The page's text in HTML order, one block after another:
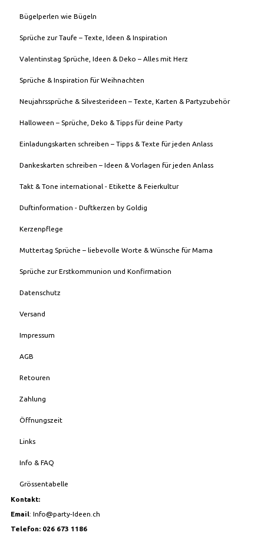
Bügelperlen wie Bügeln
Sprüche zur Taufe – Texte, Ideen & Inspiration
Valentinstag Sprüche, Ideen & Deko – Alles mit Herz
Sprüche & Inspiration für Weihnachten
Neujahrssprüche & Silvesterideen – Texte, Karten & Partyzubehör
Halloween – Sprüche, Deko & Tipps für deine Party
Einladungskarten schreiben – Tipps & Texte für jeden Anlass
Dankeskarten schreiben – Ideen & Vorlagen für jeden Anlass
Takt & Tone international - Etikette & Feierkultur
Duftinformation - Duftkerzen by Goldig
Kerzenpflege
Muttertag Sprüche – liebevolle Worte & Wünsche für Mama
Sprüche zur Erstkommunion und Konfirmation
Datenschutz
Versand
Impressum
AGB
Retouren
Zahlung
Öffnungszeit
Links
Info & FAQ
Grössentabelle
Kontakt:
Email: Info@party-Ideen.ch
Telefon: 026 673 1186